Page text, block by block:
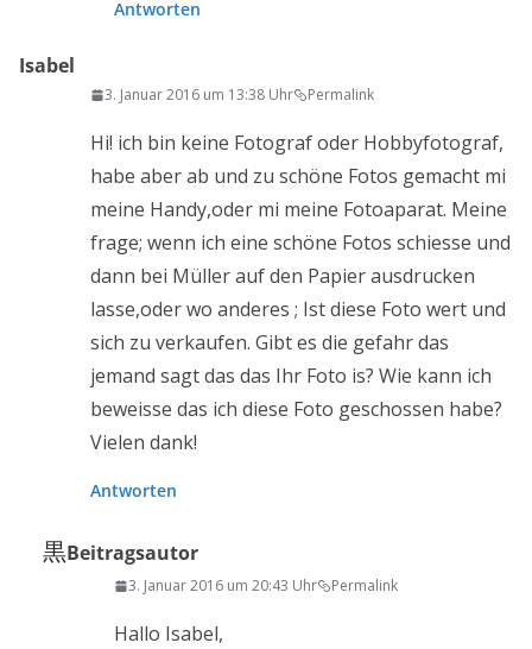
Antworten
Isabel
3. Januar 2016 um 13:38 Uhr Permalink
Hi! ich bin keine Fotograf oder Hobbyfotograf,
habe aber ab und zu schöne Fotos gemacht mi
meine Handy,oder mi meine Fotoaparat. Meine
frage; wenn ich eine schöne Fotos schiesse und
dann bei Müller auf den Papier ausdrucken
lasse,oder wo anderes ; Ist diese Foto wert und
sich zu verkaufen. Gibt es die gefahr das
jemand sagt das das Ihr Foto is? Wie kann ich
beweisse das ich diese Foto geschossen habe?
Vielen dank!
Antworten
黒Beitragsautor
3. Januar 2016 um 20:43 Uhr Permalink
Hallo Isabel,